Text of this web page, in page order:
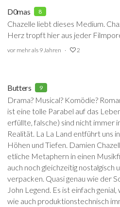
D0mas 8
Chazelle liebt dieses Medium.
Herz tropft hier aus jeder
vor mehr als 9 Jahren 2
Butters 9
Drama? Musical? Komödie?
ist eine tolle Parabel auf das
erfüllte, falsche) sind nicht immer
Realität. La La Land entführt uns
Höhen und Tiefen. Damien
etliche Metaphern in einen
auch noch gleichzeitig nostalgisch
verpacken. Quasi genau wie der
John Legend. Es ist einfach
wie auch produktionstechnisch